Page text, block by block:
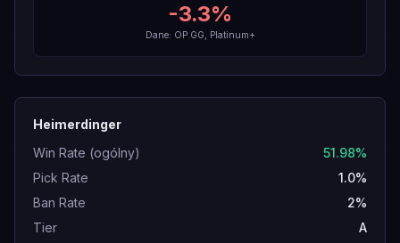
-3.3%
Dane: OP.GG, Platinum+
Heimerdinger
Win Rate (ogólny)
51.98%
Pick Rate
1.0%
Ban Rate
2%
Tier
A